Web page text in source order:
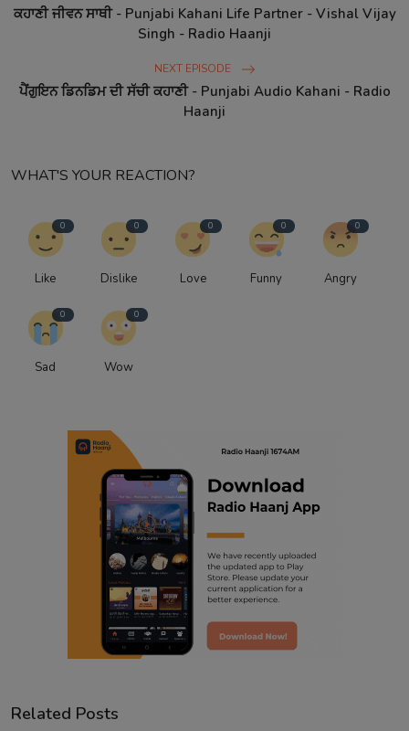
ਕਹਾਣੀ ਜੀਵਨ ਸਾਥੀ - Punjabi Kahani Life Partner - Vishal Vijay
Singh - Radio Haanji
NEXT EPISODE
ਪੈਂਗੁਇਨ ਡਿਨਡਿਮ ਦੀ ਸੱਚੀ ਕਹਾਣੀ - Punjabi Audio Kahani - Radio
Haanji
WHAT'S YOUR REACTION?
0
Like
0
Dislike
0
Love
0
Funny
0
Angry
0
Sad
0
Wow
Related Posts